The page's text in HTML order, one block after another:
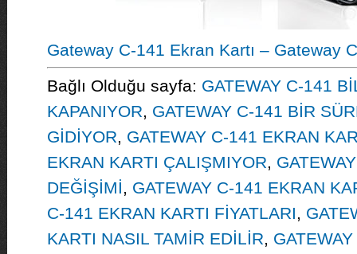
Gateway C-141 Ekran Kartı – Gateway
Bağlı Olduğu sayfa: GATEWAY C-141
KAPANIYOR, GATEWAY C-141 BİR
GİDİYOR, GATEWAY C-141 EKRAN
EKRAN KARTI ÇALIŞMIYOR,
DEĞİŞİMİ, GATEWAY C-141 EKRAN
C-141 EKRAN KARTI FİYATLARI,
KARTI NASIL TAMİR EDİLİR,